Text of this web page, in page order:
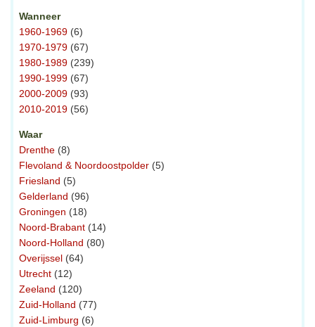
Wanneer
1960-1969 (6)
1970-1979 (67)
1980-1989 (239)
1990-1999 (67)
2000-2009 (93)
2010-2019 (56)
Waar
Drenthe (8)
Flevoland & Noordoostpolder (5)
Friesland (5)
Gelderland (96)
Groningen (18)
Noord-Brabant (14)
Noord-Holland (80)
Overijssel (64)
Utrecht (12)
Zeeland (120)
Zuid-Holland (77)
Zuid-Limburg (6)